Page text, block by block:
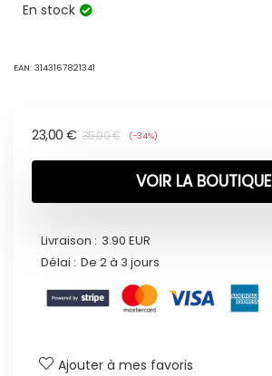
En stock
EAN: 3143167821341
35,00€
23,00 € (-34%)
VOIR LA BOUTIQUE
Livraison : 3.90 EUR
Délai : De 2 à 3 jours
Ajouter à mes favoris